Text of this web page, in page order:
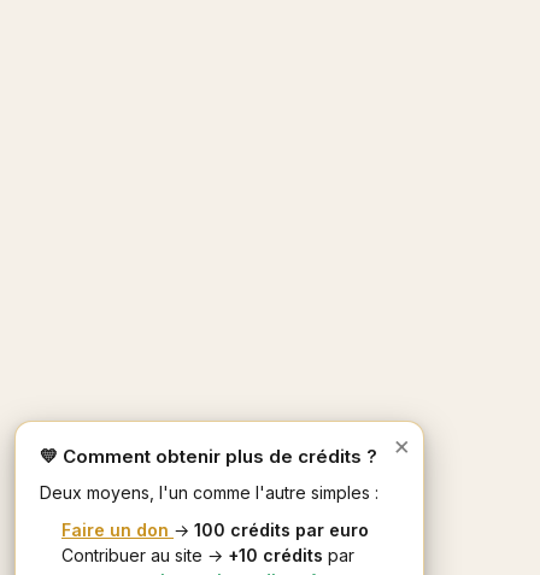
×
💛 Comment obtenir plus de crédits ?
Deux moyens, l'un comme l'autre simples :
Faire un don → 100 crédits par euro
Contribuer au site → +10 crédits par